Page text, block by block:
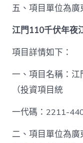
五、項目單位為廣
江門110千伏年夜
項目詳情如下：
一、項目名稱：
（投資項目統
一代碼：2211-
二、項目單位為廣